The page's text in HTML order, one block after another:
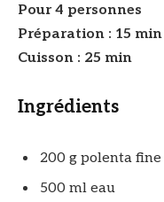
Pour 4 personnes
Préparation : 15 min
Cuisson : 25 min
Ingrédients
200 g polenta
500 ml eau